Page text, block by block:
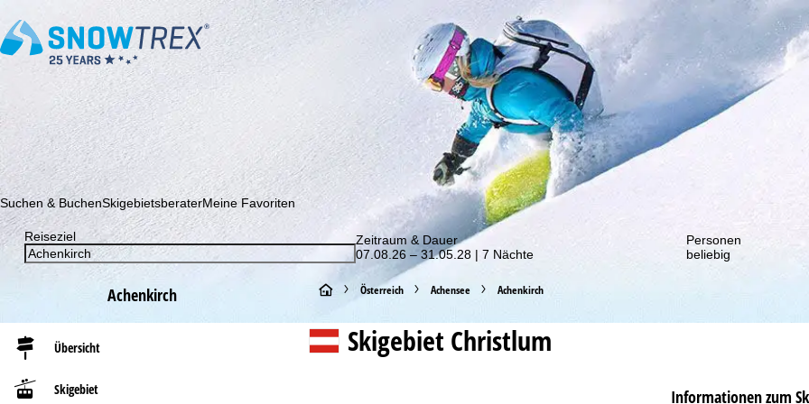
Abonnieren Sie unseren Newsletter und erfahren Sie als Erster von unseren Rabatt-Aktionen!
Suchen & BuchenSkigebietsberaterMeine Favoriten
Reiseziel
Zeitraum & Dauer
07.08.26 – 31.05.28 | 7 Nächte
Personen
beliebig
Achenkirch
Übersicht
Skigebiet
S
t
Österreich Achensee Achenkirch
SkigebietChristlum
Informationen zum